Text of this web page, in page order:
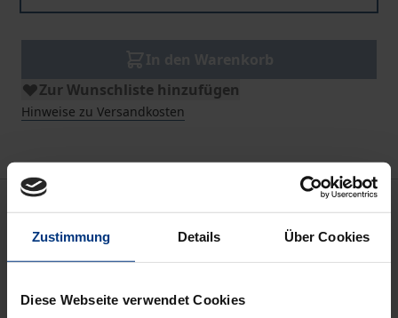
Zustimmung Details Über Cookies
Diese Webseite verwendet Cookies
Zur Wunschliste hinzufügen
Hinweise zu Versandkosten
Beschreibung
Die wirtschaftlichen Perspektiven für die neuen
Innovationsaktivitäten ostdeutscher Unternehmen